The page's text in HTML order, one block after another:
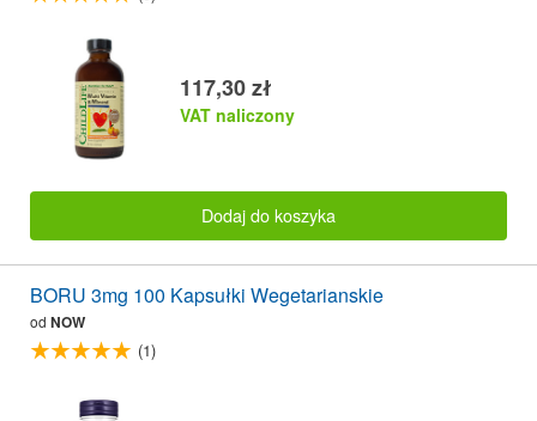
117,30 zł
VAT naliczony
Dodaj do koszyka
BORU 3mg 100 Kapsułki Wegetarianskie
od NOW
(1)